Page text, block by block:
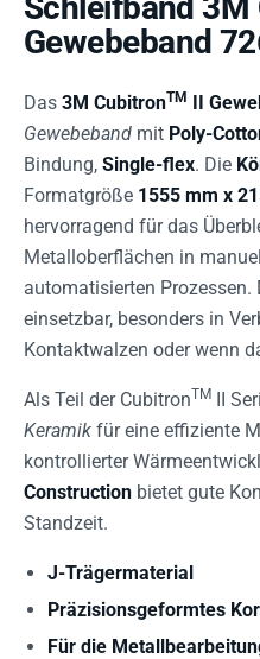
Gewebeband
Das 3M CubitronTM II
Gewebeband mit Poly-
Bindung, Single-flex. Die
Formatgröße 1555 mm x
hervorragend für das
Metalloberflächen in
automatisierten Prozessen.
einsetzbar, besonders in
Kontaktwalzen oder wenn
Als Teil der CubitronTM II
Keramik für eine effiziente
kontrollierter
Construction bietet gute
Standzeit.
J-Trägermaterial
Präzisionsgeformtes
Für die